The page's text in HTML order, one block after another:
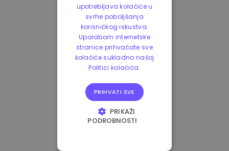
upotrebljava kolačiće u
svrhe poboljšanja
korisničkog iskustva.
Uporabom internetske
stranice prihvaćate sve
kolačiće sukladno našoj
Politici kolačića.
PRIHVATI SVE
PRIKAŽI
PODROBNOSTI